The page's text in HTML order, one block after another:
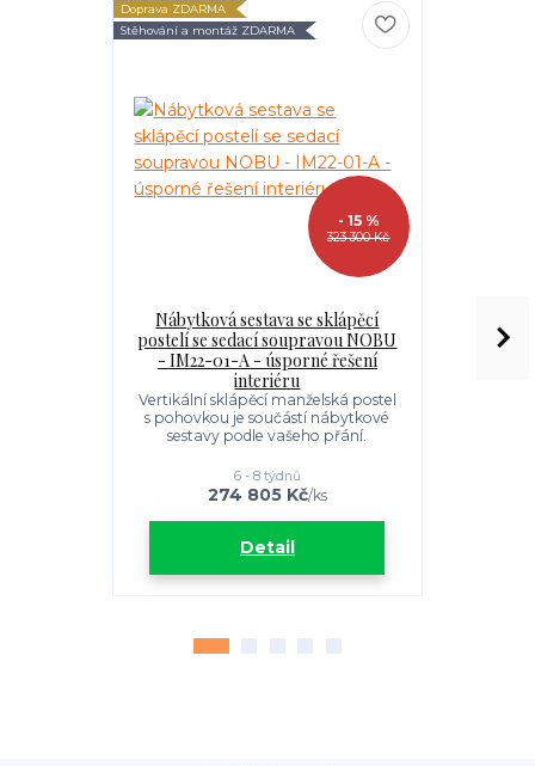
Doprava ZDARMA
Stěhování a montáž ZDARMA
323 300 Kč
- 15 %
Nábytková sestava se sklápěcí
postelí se sedací soupravou NOBU
- IM22-01-A - úsporné řešení
interiéru
Vertikální sklápěcí manželská postel
s pohovkou je součástí nábytkové
sestavy podle vašeho přání.
274 805 Kč/ks
6 - 8 týdnů
Detail